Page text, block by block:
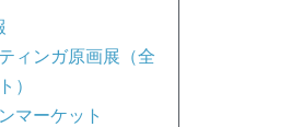
ィンガ原画展（全
）
マーケット